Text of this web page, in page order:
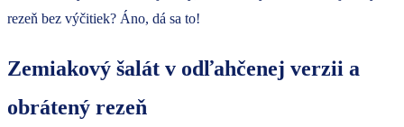
Zemiakový šalát v odľahčenej verzii a
obrátený rezeň